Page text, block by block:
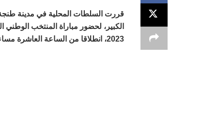
قررت السلطات المحلية في مدينة طنجة
2023، انطلاقا من الساعة العاشرة مساء.